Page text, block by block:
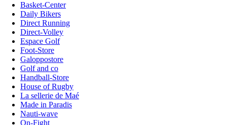
Basket-Center
Daily Bikers
Direct Running
Direct-Volley
Espace Golf
Foot-Store
Galoppostore
Golf and co
Handball-Store
House of Rugby
La sellerie de Maé
Made in Paradis
Nauti-wave
On-Fight